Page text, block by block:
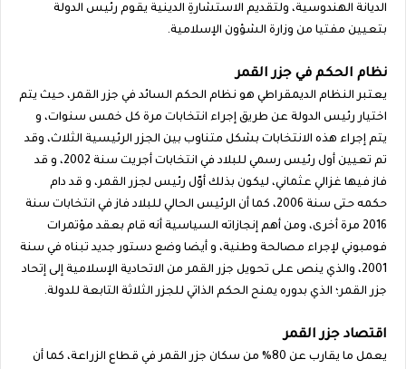
الديانة الهندوسية، ولتقديم الاستشارةِ الدينية يقوم رئيس الدولة
بتعيين مفتيا من وزارة الشؤون الإسلامية.
نظام الحكم في جزر القمر
يعتبر النظام الديمقراطي هو نظام الحكم السائد في جزر القمر، حيث يتم
اختيار رئيس الدولة عن طريق إجراء انتخابات مرة كل خمس سنوات، و
يتم إجراء هذه الانتخابات بشكل متناوب بين الجزر الرئيسية الثلاث، وقد
تم تعيين أول رئيس رسمي للبلاد في انتخابات أجريت سنة 2002، و قد
فاز فيها غزالي عثماني، ليكون بذلك أوّل رئيس لجزر القمر، و قد دام
حكمه حتى سنة 2006، كما أن الرئيس الحالي للبلاد فاز في انتخابات سنة
2016 مرة أخرى، ومن أهم إنجازاته السياسية أنه قام بعقد مؤتمرات
فومبوني لإجراء مصالحة وطنية، و أيضا وضع دستور جديد تبناه في سنة
2001، والذي ينص على تحويل جزر القمر من الاتحادية الإسلامية إلى إتحاد
جزر القمر؛ الذي بدوره يمنح الحكم الذاتي للجزر الثلاثة التابعة للدولة.
اقتصاد جزر القمر
يعمل ما يقارب عن 80% من سكان جزر القمر في قطاع الزراعة، كما أن